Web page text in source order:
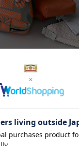
、「日本の布ぬの」
や帯（ストラップ）
の中でも小さめサイ